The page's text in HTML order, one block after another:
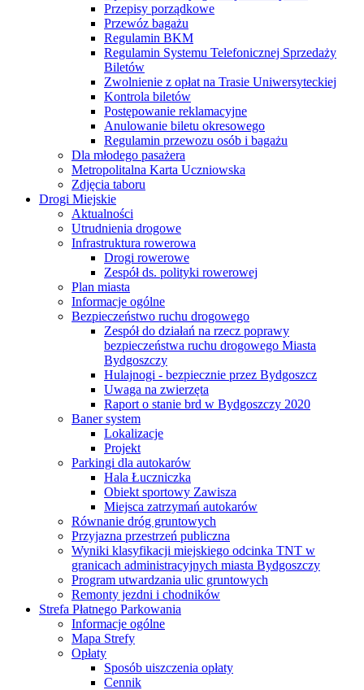
Przepisy porządkowe
Przewóz bagażu
Regulamin BKM
Regulamin Systemu Telefonicznej Sprzedaży
Biletów
Zwolnienie z opłat na Trasie Uniwersyteckiej
Kontrola biletów
Postępowanie reklamacyjne
Anulowanie biletu okresowego
Regulamin przewozu osób i bagażu
Dla młodego pasażera
Metropolitalna Karta Uczniowska
Zdjęcia taboru
Drogi Miejskie
Aktualności
Utrudnienia drogowe
Infrastruktura rowerowa
Drogi rowerowe
Zespół ds. polityki rowerowej
Plan miasta
Informacje ogólne
Bezpieczeństwo ruchu drogowego
Zespół do działań na rzecz poprawy
bezpieczeństwa ruchu drogowego Miasta
Bydgoszczy
Hulajnogi - bezpiecznie przez Bydgoszcz
Uwaga na zwierzęta
Raport o stanie brd w Bydgoszczy 2020
Baner system
Lokalizacje
Projekt
Parkingi dla autokarów
Hala Łuczniczka
Obiekt sportowy Zawisza
Miejsca zatrzymań autokarów
Równanie dróg gruntowych
Przyjazna przestrzeń publiczna
Wyniki klasyfikacji miejskiego odcinka TNT w
granicach administracyjnych miasta Bydgoszczy
Program utwardzania ulic gruntowych
Remonty jezdni i chodników
Strefa Płatnego Parkowania
Informacje ogólne
Mapa Strefy
Opłaty
Sposób uiszczenia opłaty
Cennik